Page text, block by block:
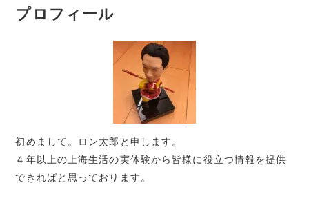
プロフィール
初めまして。ロン太郎と申します。
４年以上の上海生活の実体験から皆様に役立つ情報を提供
できればと思っております。